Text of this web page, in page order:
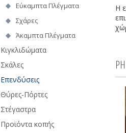
Εύκαμπτα Πλέγματα
Σχάρες
Άκαμπτα Πλέγματα
Κιγκλιδώματα
Σκάλες
Επενδύσεις
Θύρες-Πόρτες
Στέγαστρα
Προϊόντα κοπής
Η